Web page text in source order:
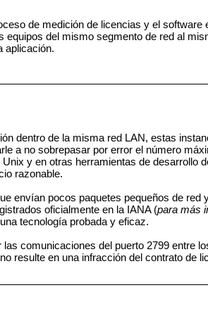
de medición de licencias y el
del mismo segmento de red al
aplicación.
dentro de la misma red LAN, estas
a no sobrepasar por error el número
y en otras herramientas de desarrollo
razonable.
envían pocos paquetes pequeños de
oficialmente en la IANA (para más
tecnología probada y eficaz.
comunicaciones del puerto 2799 entre
resulte en una infracción del contrato de